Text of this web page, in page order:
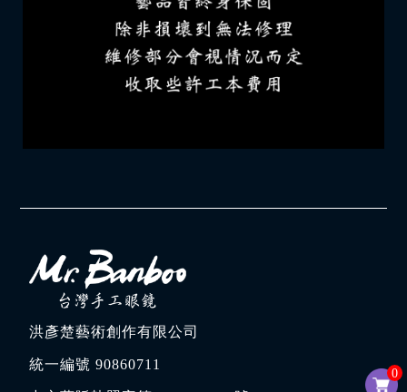
0
洪彥楚藝術創作有限公司
統一編號 90860711